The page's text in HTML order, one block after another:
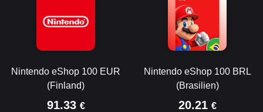
Nintendo eShop 100 EUR
(Finland)
91.33 €
Nintendo eShop 100 BRL
(Brasilien)
20.21 €